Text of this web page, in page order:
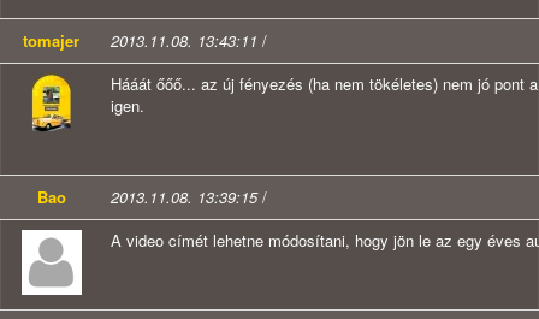
tomajer 2013.11.08. 13:43:11 /
Hááát őőő... az új fényezés (ha nem tökéletes) nem jó pont
igen.
Bao 2013.11.08. 13:39:15/
A video címét lehetne módosítani, hogy jön le az egy éves